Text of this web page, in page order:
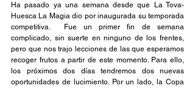
Ha pasado ya una semana desde que La Tova-
Huesca La Magia dio por inaugurada su temporada
competitiva.  Fue un primer fin de semana
complicado, sin suerte en ninguno de los frentes,
pero que nos trajo lecciones de las que esperamos
recoger frutos a partir de este momento. Para ello,
los próximos dos días tendremos dos nuevas
oportunidades de lucimiento. Por un lado, la Copa